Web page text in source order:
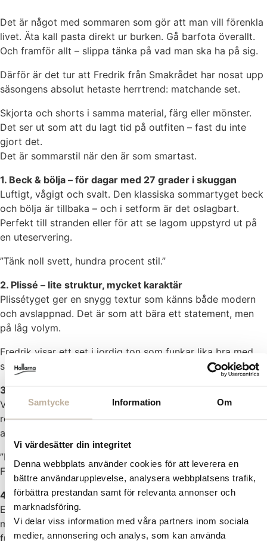
Samtycke Information Om
Vi värdesätter din integritet
Denna webbplats använder cookies för att leverera en
bättre användarupplevelse, analysera webbplatsens trafik,
förbättra prestandan samt för relevanta annonser och
marknadsföring.
Vi delar viss information med våra partners inom sociala
medier, annonsering och analys, som kan använda
Det är något med sommaren som gör att man vill förenkla
livet. Äta kall pasta direkt ur burken. Gå barfota överallt.
Och framför allt – slippa tänka på vad man ska ha på sig.
Därför är det tur att Fredrik från Smakrådet har nosat upp
säsongens absolut hetaste herrtrend: matchande set.
Skjorta och shorts i samma material, färg eller mönster.
Det ser ut som att du lagt tid på outfiten – fast du inte
gjort det.
Det är sommarstil när den är som smartast.
1. Beck & bölja – för dagar med 27 grader i skuggan
Luftigt, vågigt och svalt. Den klassiska sommartyget beck
och bölja är tillbaka – och i setform är det oslagbart.
Perfekt till stranden eller för att se lagom uppstyrd ut på
en uteservering.
”Tänk noll svett, hundra procent stil.”
2. Plissé – lite struktur, mycket karaktär
Plissétyget ger en snygg textur som känns både modern
och avslappnad. Det är som att bära ett statement, men
på låg volym.
Fredrik visar ett set i jordig ton som funkar lika bra med
sneakers som med sandaler.
3. Frotté – handduksmys, fast med klass
Vi snackar inte gamla badrockar här. Frotté-set är mjuka,
retro och oväntat eleganta. Gärna i lite poppiga färger för
att maxa sommarkänslan.
”Du ser ut som att du just klev upp ur en pool i södra
Frankrike – fast du bara varit i trädgården.”
4. Stickat – när kvällen kommer
Ett stickat sommarset är perfekt när solen börjar gå ner
men du vill fortsätta se vass ut. Det är svalt, följsamt och
fungerar lika bra på AW som på semesterdäcket.